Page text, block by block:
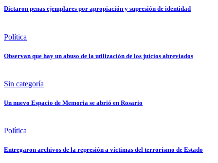
Dictaron penas ejemplares por apropiación y supresión de identidad
Política
Observan que hay un abuso de la utilización de los juicios abreviados
Sin categoría
Un nuevo Espacio de Memoria se abrió en Rosario
Política
Entregaron archivos de la represión a víctimas del terrorismo de Estado